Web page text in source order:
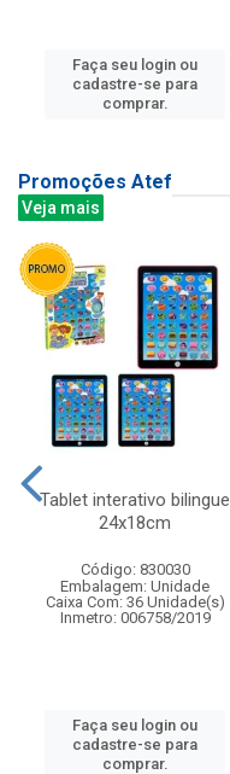
Faça seu login ou
cadastre-se para
comprar.
Promoções Atef
Veja mais
Tablet interativo bilingue
24x18cm
Código: 830030
Embalagem: Unidade
Caixa Com: 36 Unidade(s)
Inmetro: 006758/2019
Faça seu login ou
cadastre-se para
comprar.